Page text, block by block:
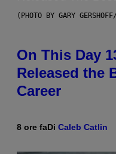
(PHOTO BY GARY
On This Day
Released the
Career
8 ore faDi Caleb Catlin